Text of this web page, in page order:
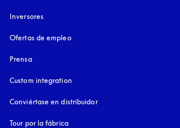
Inversores
Ofertas de empleo
Prensa
Custom integration
Conviértase en distribuidor
Tour por la fábrica